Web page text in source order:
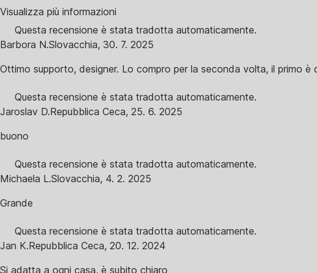
Visualizza più informazioni
Questa recensione è stata tradotta automaticamente.
Barbora N.Slovacchia, 30. 7. 2025
Ottimo supporto, designer. Lo compro per la seconda volta, il primo
Questa recensione è stata tradotta automaticamente.
Jaroslav D.Repubblica Ceca, 25. 6. 2025
buono
Questa recensione è stata tradotta automaticamente.
Michaela L.Slovacchia, 4. 2. 2025
Grande
Questa recensione è stata tradotta automaticamente.
Jan K.Repubblica Ceca, 20. 12. 2024
Si adatta a ogni casa, è subito chiaro